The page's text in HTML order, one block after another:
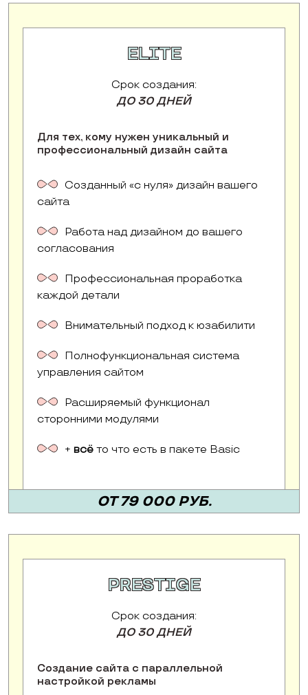
ELITE
Срок создания:
ДО 30 ДНЕЙ
Для тех, кому нужен уникальный и
профессиональный дизайн сайта
Созданный «с нуля» дизайн вашего
сайта
Работа над дизайном до вашего
согласования
Профессиональная проработка
каждой детали
Внимательный подход к юзабилити
Полнофункциональная система
управления сайтом
Расширяемый функционал
сторонними модулями
+ всё то что есть в пакете Basic
ОТ 79 000 РУБ.
PRESTIGE
Срок создания:
ДО 30 ДНЕЙ
Создание сайта с параллельной
настройкой рекламы